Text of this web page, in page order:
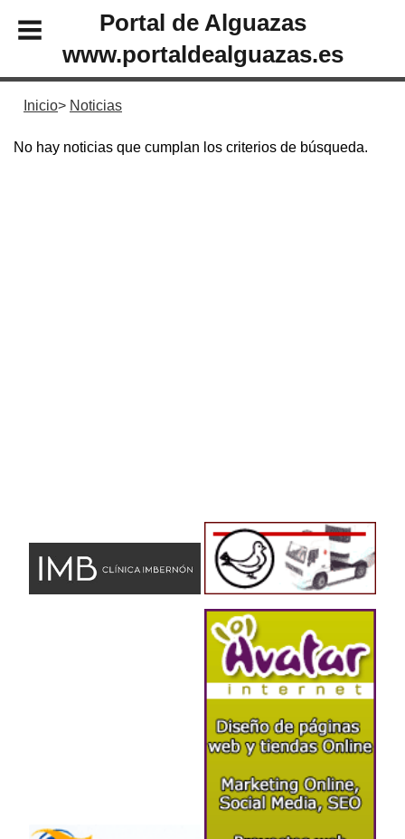
Portal de Alguazas
www.portaldealguazas.es
Inicio Noticias
No hay noticias que cumplan los criterios de búsqueda.